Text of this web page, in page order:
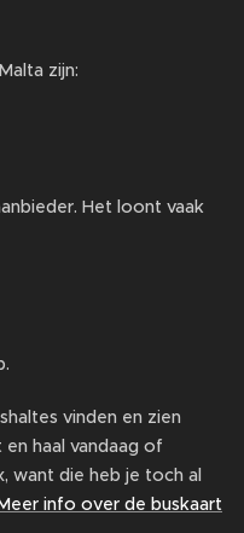
zijn:
Het loont vaak
vinden en zien
haal vandaag of
want die heb je toch al
info over de buskaart